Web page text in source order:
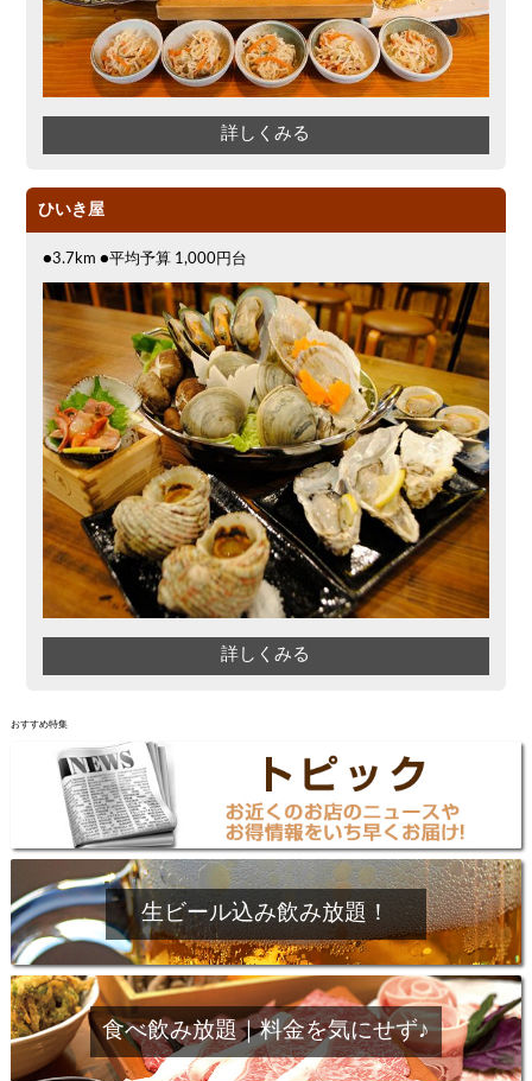
詳しくみる
ひいき屋
●3.7km ●平均予算 1,000円台
詳しくみる
おすすめ特集
生ビール込み飲み放題！
食べ飲み放題｜料金を気にせず♪